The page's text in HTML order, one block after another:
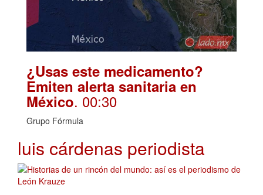
¿Usas este medicamento?
Emiten alerta sanitaria en
México. 00:30
Grupo Fórmula
luis cárdenas periodista